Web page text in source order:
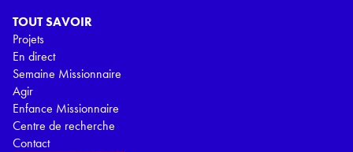
TOUT SAVOIR
Projets
En direct
Semaine Missionnaire
Agir
Enfance Missionnaire
Centre de recherche
Contact